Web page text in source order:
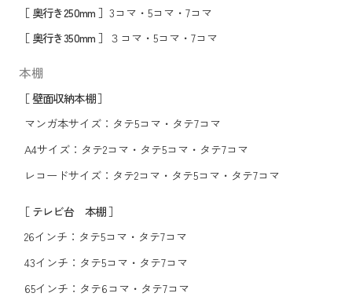
［ 奥行き250mm ］ 3コマ ・ 5コマ ・ 7コマ
［ 奥行き350mm ］ ３コマ ・ 5コマ ・ 7コマ
本棚
［ 壁面収納本棚 ］
マンガ本サイズ： タテ5コマ ・ タテ7コマ
A4サイズ： タテ2コマ ・ タテ5コマ ・ タテ7コマ
レコードサイズ： タテ2コマ ・ タテ5コマ ・ タテ7コマ
［ テレビ台 本棚 ］
26インチ： タテ5コマ ・ タテ7コマ
43インチ： タテ5コマ ・ タテ7コマ
65インチ： タテ6コマ ・ タテ7コマ